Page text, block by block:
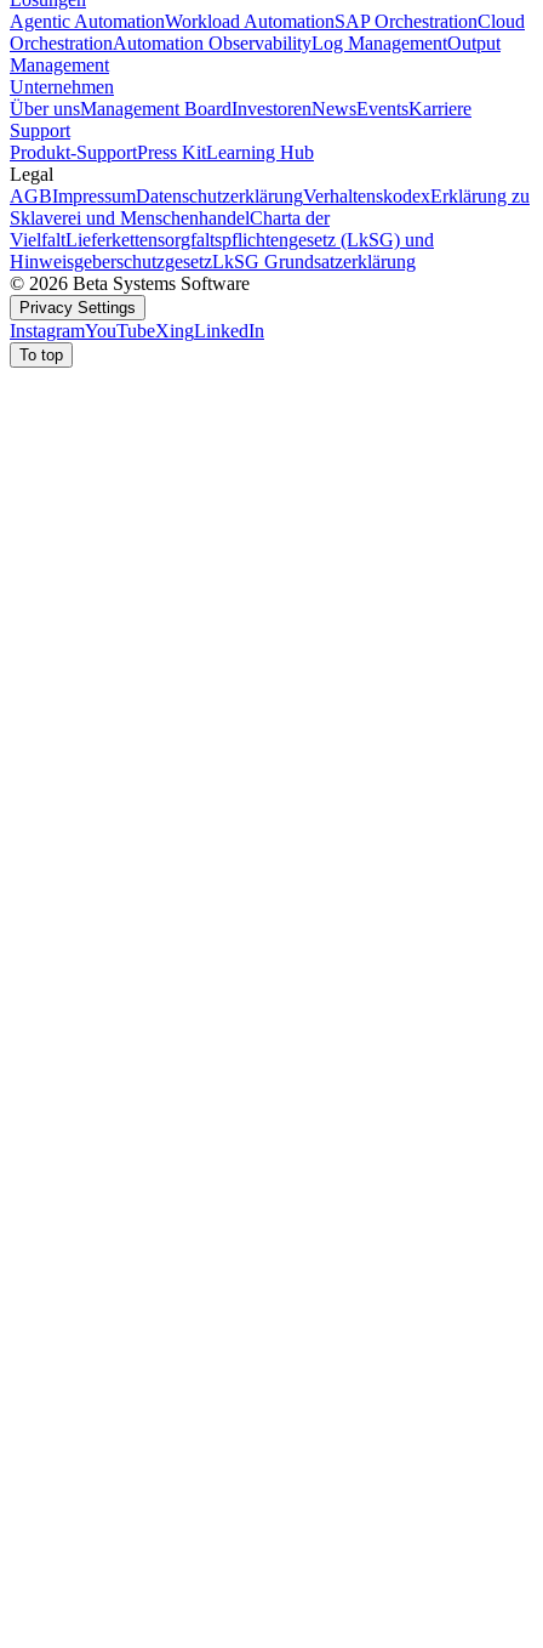
Agentic AutomationWorkload AutomationSAP OrchestrationCloud
OrchestrationAutomation ObservabilityLog ManagementOutput
Management
Unternehmen
Über unsManagement BoardInvestorenNewsEventsKarriere
Support
Produkt-SupportPress KitLearning Hub
Legal
AGBImpressumDatenschutzerklärungVerhaltenskodexErklärung zu
Sklaverei und MenschenhandelCharta der
VielfaltLieferkettensorgfaltspflichtengesetz (LkSG) und
HinweisgeberschutzgesetzLkSG Grundsatzerklärung
© 2026 Beta Systems Software
Privacy Settings
InstagramYouTubeXingLinkedIn
To top